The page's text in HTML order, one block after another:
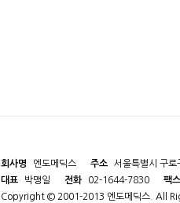
회사명 엔도메딕스 주소
서울특별시 구
대표
박맹일 전화 02-1644-7830
팩스
Copyright © 2001-2013 엔도메딕스. All